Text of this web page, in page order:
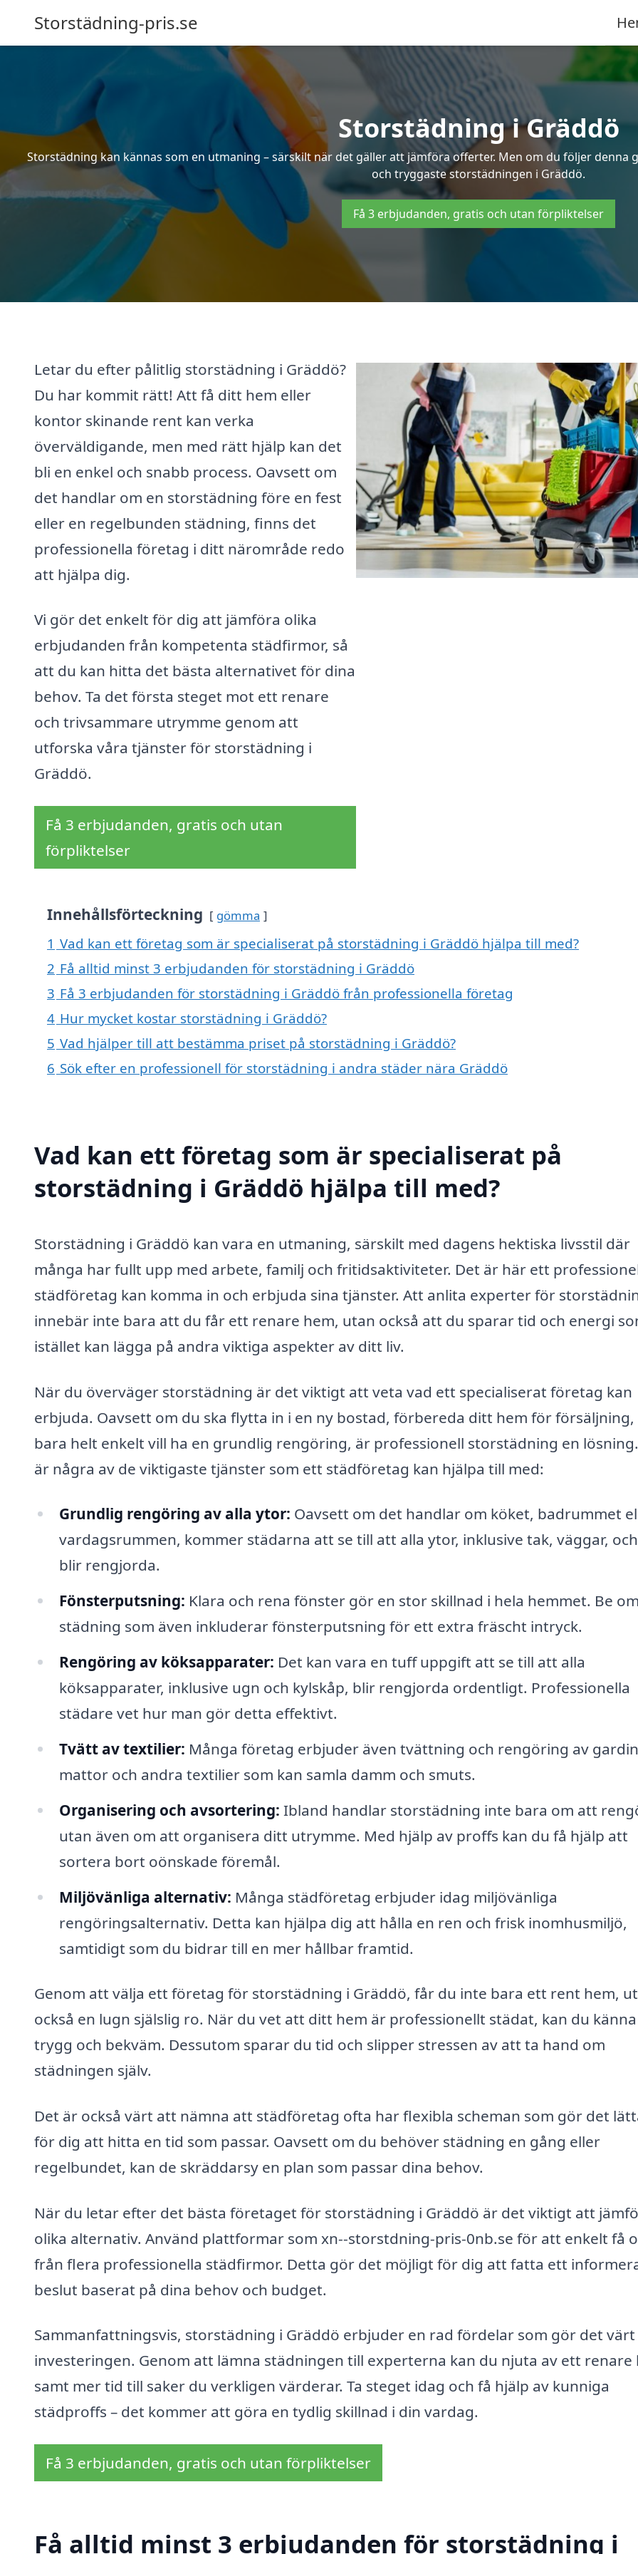
Storstädning-pris.se
Storstädning i Gräddö
Storstädning kan kännas som en utmaning – särskilt när det gäller att jämföra offerter. Men om du följer
och tryggaste storstädningen i Gräddö.
Få 3 erbjudanden, gratis och utan förpliktelser
Letar du efter pålitlig storstädning i Gräddö?
Du har kommit rätt! Att få ditt hem eller
kontor skinande rent kan verka
överväldigande, men med rätt hjälp kan det
bli en enkel och snabb process. Oavsett om
det handlar om en storstädning före en fest
eller en regelbunden städning, finns det
professionella företag i ditt närområde redo
att hjälpa dig.
Vi gör det enkelt för dig att jämföra olika
erbjudanden från kompetenta städfirmor, så
att du kan hitta det bästa alternativet för dina
behov. Ta det första steget mot ett renare
och trivsammare utrymme genom att
utforska våra tjänster för storstädning i
Gräddö.
Få 3 erbjudanden, gratis och utan
förpliktelser
Innehållsförteckning gömma
1 Vad kan ett företag som är specialiserat på storstädning i Gräddö hjälpa till med?
2 Få alltid minst 3 erbjudanden för storstädning i Gräddö
3 Få 3 erbjudanden för storstädning i Gräddö från professionella företag
4 Hur mycket kostar storstädning i Gräddö?
5 Vad hjälper till att bestämma priset på storstädning i Gräddö?
6 Sök efter en professionell för storstädning i andra städer nära Gräddö
Vad kan ett företag som är specialiserat på
storstädning i Gräddö hjälpa till med?
Storstädning i Gräddö kan vara en utmaning, särskilt med dagens hektiska livsstil där
många har fullt upp med arbete, familj och fritidsaktiviteter. Det är här ett
städföretag kan komma in och erbjuda sina tjänster. Att anlita experter för
innebär inte bara att du får ett renare hem, utan också att du sparar tid och energi
istället kan lägga på andra viktiga aspekter av ditt liv.
När du överväger storstädning är det viktigt att veta vad ett specialiserat företag kan
erbjuda. Oavsett om du ska flytta in i en ny bostad, förbereda ditt hem för
bara helt enkelt vill ha en grundlig rengöring, är professionell storstädning en
är några av de viktigaste tjänster som ett städföretag kan hjälpa till med:
Grundlig rengöring av alla ytor: Oavsett om det handlar om köket, badrummet
vardagsrummen, kommer städarna att se till att alla ytor, inklusive tak, väggar,
blir rengjorda.
Fönsterputsning: Klara och rena fönster gör en stor skillnad i hela hemmet. Be
städning som även inkluderar fönsterputsning för ett extra fräscht intryck.
Rengöring av köksapparater: Det kan vara en tuff uppgift att se till att alla
köksapparater, inklusive ugn och kylskåp, blir rengjorda ordentligt. Professionella
städare vet hur man gör detta effektivt.
Tvätt av textilier: Många företag erbjuder även tvättning och rengöring av
mattor och andra textilier som kan samla damm och smuts.
Organisering och avsortering: Ibland handlar storstädning inte bara om att
utan även om att organisera ditt utrymme. Med hjälp av proffs kan du få hjälp att
sortera bort oönskade föremål.
Miljövänliga alternativ: Många städföretag erbjuder idag miljövänliga
rengöringsalternativ. Detta kan hjälpa dig att hålla en ren och frisk inomhusmiljö,
samtidigt som du bidrar till en mer hållbar framtid.
Genom att välja ett företag för storstädning i Gräddö, får du inte bara ett rent hem,
också en lugn själslig ro. När du vet att ditt hem är professionellt städat, kan du
trygg och bekväm. Dessutom sparar du tid och slipper stressen av att ta hand om
städningen själv.
Det är också värt att nämna att städföretag ofta har flexibla scheman som gör det
för dig att hitta en tid som passar. Oavsett om du behöver städning en gång eller
regelbundet, kan de skräddarsy en plan som passar dina behov.
När du letar efter det bästa företaget för storstädning i Gräddö är det viktigt att
olika alternativ. Använd plattformar som xn--storstdning-pris-0nb.se för att enkelt få
från flera professionella städfirmor. Detta gör det möjligt för dig att fatta ett
beslut baserat på dina behov och budget.
Sammanfattningsvis, storstädning i Gräddö erbjuder en rad fördelar som gör det värt
investeringen. Genom att lämna städningen till experterna kan du njuta av ett renare
samt mer tid till saker du verkligen värderar. Ta steget idag och få hjälp av kunniga
städproffs – det kommer att göra en tydlig skillnad i din vardag.
Få 3 erbjudanden, gratis och utan förpliktelser
Få alltid minst 3 erbjudanden för storstädning i